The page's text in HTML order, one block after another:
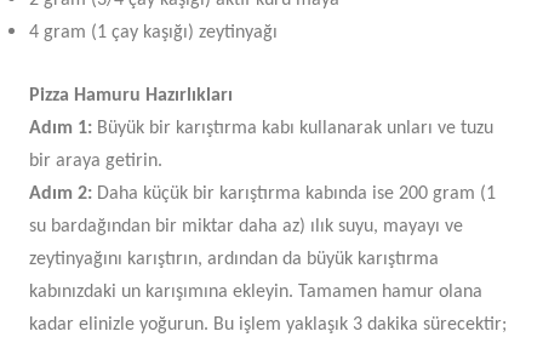
4 gram (1 çay kaşığı) zeytinyağı
Pizza Hamuru Hazırlıkları
Adım 1: Büyük bir karıştırma kabı kullanarak unları ve tuzu
bir araya getirin.
Adım 2: Daha küçük bir karıştırma kabında ise 200 gram (1
su bardağından bir miktar daha az) ılık suyu, mayayı ve
zeytinyağını karıştırın, ardından da büyük karıştırma
kabınızdaki un karışımına ekleyin. Tamamen hamur olana
kadar elinizle yoğurun. Bu işlem yaklaşık 3 dakika sürecektir;